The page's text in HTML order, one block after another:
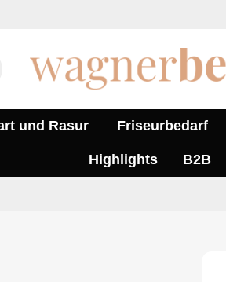
und Rasur Friseurbedarf
Highlights B2B